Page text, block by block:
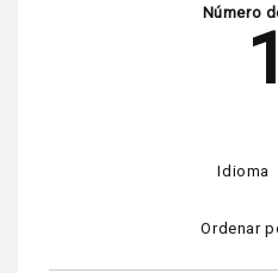
Número
1
Idioma
Ordenar